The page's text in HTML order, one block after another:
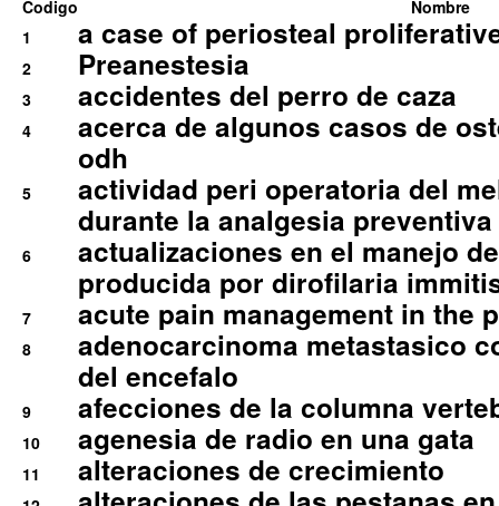
Codigo
Nombre
1
a case of periosteal
2 Preanestesia
3 accidentes del perro de caza
4
acerca de algunos casos de
odh
5
actividad peri operatoria del
durante la analgesia
6
actualizaciones en el manejo
producida por dirofilaria
7 acute pain management in the
8
adenocarcinoma metastasico
del encefalo
9 afecciones de la columna
10 agenesia de radio en una gata
11 alteraciones de crecimiento